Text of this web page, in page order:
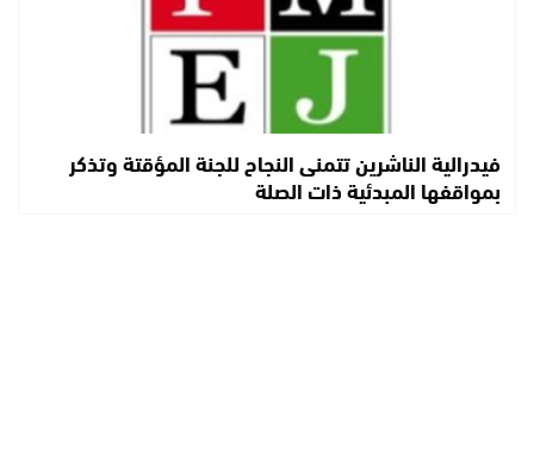
فيدرالية الناشرين تتمنى النجاح للجنة المؤقتة وتذكر
بمواقفها المبدئية ذات الصلة